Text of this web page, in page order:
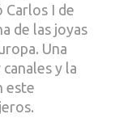
Carlos I de
de las joyas
Una
y la
este